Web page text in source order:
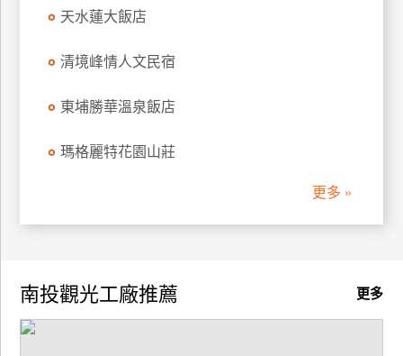
劃
商
宣
天水蓮大飯店
清境峰情人文民宿
東埔勝華溫泉飯店
瑪格麗特花園山莊
更多 »
更多
南投觀光工廠推薦